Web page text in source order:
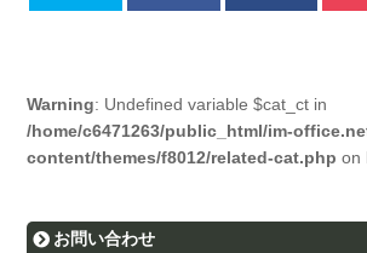
Warning: Undefined variable $cat_ct in
/home/c6471263/public_html/im-
content/themes/f8012/related-cat.php on
お問い合わせ